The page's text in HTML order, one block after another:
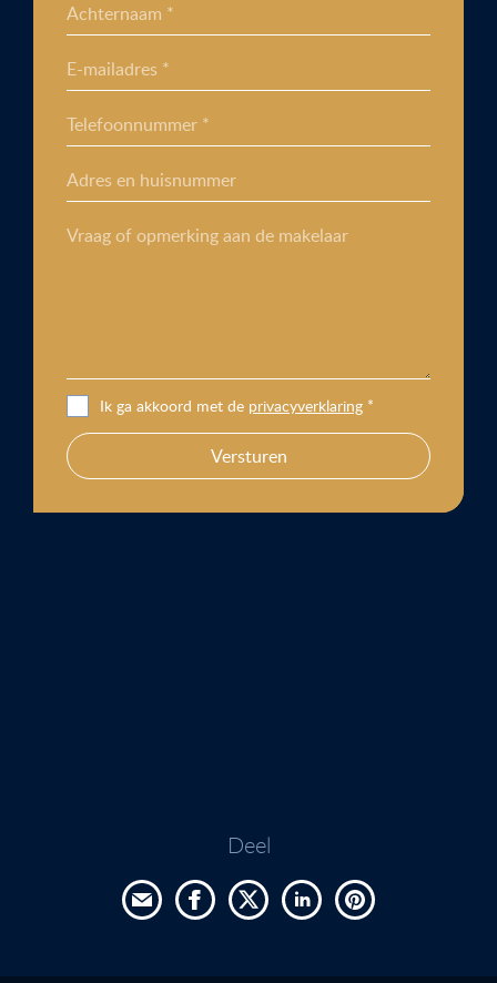
Achternaam *
E-mailadres *
Telefoonnummer *
Adres en huisnummer
Vraag of opmerking aan de makelaar
Ik ga akkoord met de privacyverklaring *
Versturen
Deel